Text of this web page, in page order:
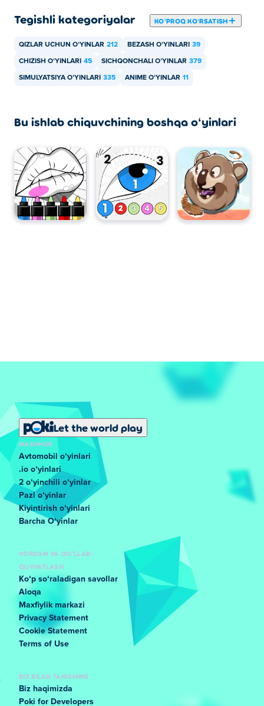
Tegishli kategoriyalar KOʻPROQ KOʻRSATISH
QIZLAR UCHUN OʻYINLAR 212 BEZASH OʻYINLARI 39
CHIZISH OʻYINLARI 45 SICHQONCHALI OʻYINLAR 379
SIMULYATSIYA OʻYINLARI 335 ANIME OʻYINLAR 11
Bu ishlab chiquvchining boshqa oʻyinlari
Let the world play
MASHHUR
Avtomobil oʻyinlari
.io oʻyinlari
2 oʻyinchili oʻyinlar
Pazl oʻyinlar
Kiyintirish oʻyinlari
Barcha Oʻyinlar
YORDAM VA QO'LLAB-
QUVVATLASH
Koʻp soʻraladigan savollar
Aloqa
Maxfiylik markazi
Privacy Statement
Cookie Statement
Terms of Use
BIZ BILAN TANISHING
Biz haqimizda
Poki for Developers